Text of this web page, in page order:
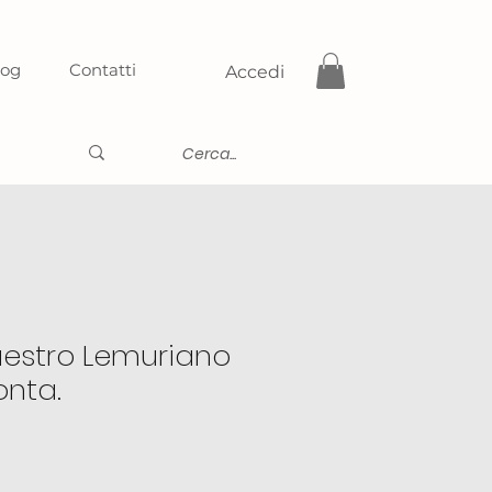
Contatti Accedi
Lemuriano